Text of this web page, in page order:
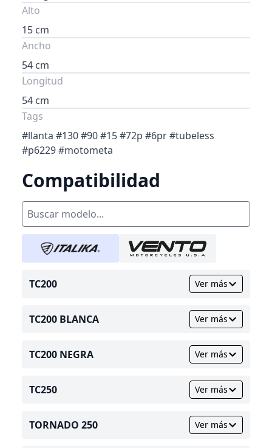
Alto
15 cm
Ancho
54 cm
Longitud
54 cm
Tags
#llanta #130 #90 #15 #72p #6pr #tubeless
#p6229 #motometa
Compatibilidad
TC200 Ver más
TC200 BLANCA Ver más
TC200 NEGRA Ver más
TC250 Ver más
TORNADO 250 Ver más